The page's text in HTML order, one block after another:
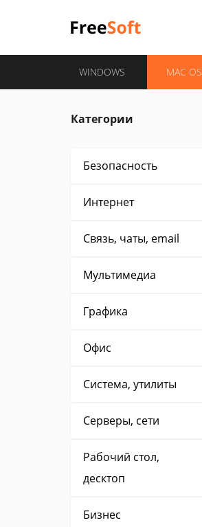
WINDOWS MAC OS
Категории
Безопасность
Интернет
Связь, чаты, email
Мультимедиа
Графика
Офис
Система, утилиты
Серверы, сети
Рабочий стол,
десктоп
Бизнес